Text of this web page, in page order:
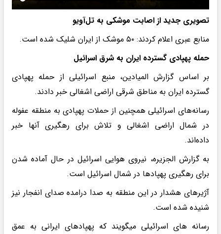
تصویری جدید از اصابت موشکی به تل‌آویو
منابع عبری اعلام کردند: ۵۰ موشک از ایران شلیک شده است.
حمله پهپادی گسترده ایران به شرق اسرائیل
بر اساس گزارش المیادین، منبع اسرائیلی از حمله پهپادی
گسترده ایران به مناطق شرقی اراضی اشغالی خبر دادند.
رسانه‌های اسرائیلی همچنین از حملات پهپادی به منطقه عفوله
در شمال اراضی اشغالی و تلاش برای رهگیری آنها خبر
داده‌اند.
به گزارش الجزیره، نیروی هوایی اسرائیل در حال آماده شدن
برای رهگیری پهپادها در شمال اسرائیل است.
آژیرهای هشدار در این منطقه به صدا درامده صدای انفجار نیز
شنیده شده است.
رسانه های اسرائیلی میگویند که پهپادهای ایرانی به عمق